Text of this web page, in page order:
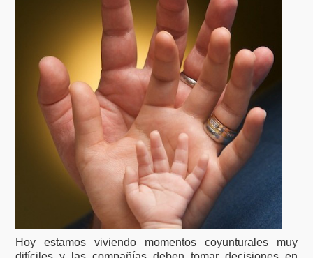
Hoy estamos viviendo momentos coyunturales muy